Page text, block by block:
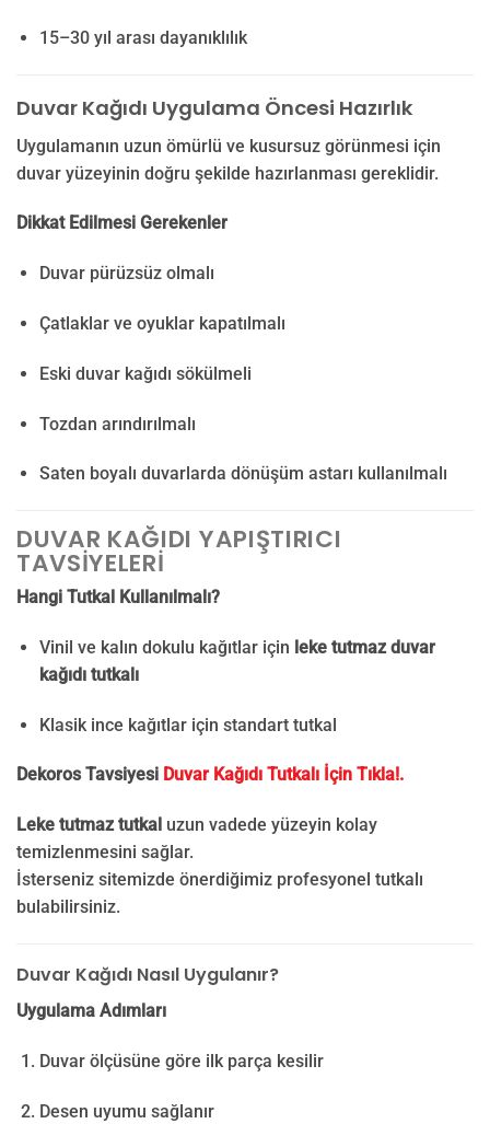
15–30 yıl arası dayanıklılık
Duvar Kağıdı Uygulama Öncesi Hazırlık
Uygulamanın uzun ömürlü ve kusursuz görünmesi için
duvar yüzeyinin doğru şekilde hazırlanması gereklidir.
Dikkat Edilmesi Gerekenler
Duvar pürüzsüz olmalı
Çatlaklar ve oyuklar kapatılmalı
Eski duvar kağıdı sökülmeli
Tozdan arındırılmalı
Saten boyalı duvarlarda dönüşüm astarı kullanılmalı
DUVAR KAĞIDI YAPIŞTIRICI
TAVSIYELERI
Hangi Tutkal Kullanılmalı?
Vinil ve kalın dokulu kağıtlar için leke tutmaz duvar
kağıdı tutkalı
Klasik ince kağıtlar için standart tutkal
Dekoros Tavsiyesi Duvar Kağıdı Tutkalı İçin Tıkla!.
Leke tutmaz tutkal uzun vadede yüzeyin kolay
temizlenmesini sağlar.
İsterseniz sitemizde önerdiğimiz profesyonel tutkalı
bulabilirsiniz.
Duvar Kağıdı Nasıl Uygulanır?
Uygulama Adımları
Duvar ölçüsüne göre ilk parça kesilir
Desen uyumu sağlanır